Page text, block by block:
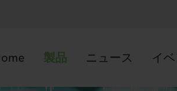
製品 ニュース イ